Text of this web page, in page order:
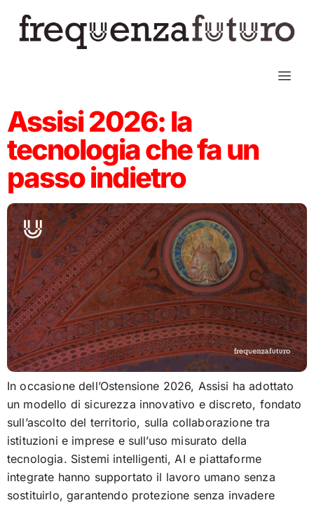
Assisi 2026: la
tecnologia che fa un
passo indietro
In occasione dell’Ostensione 2026, Assisi ha adottato
un modello di sicurezza innovativo e discreto, fondato
sull’ascolto del territorio, sulla collaborazione tra
istituzioni e imprese e sull’uso misurato della
tecnologia. Sistemi intelligenti, AI e piattaforme
integrate hanno supportato il lavoro umano senza
sostituirlo, garantendo protezione senza invadere